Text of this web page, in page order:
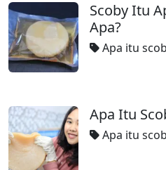
Scoby Itu
Apa?
Apa itu
Apa Itu
Apa itu